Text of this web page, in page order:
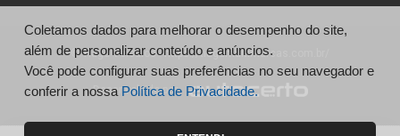
© Tiago Veículos - https://tiagomultimarcas.com.br/
Desenvolvido por
Coletamos dados para melhorar o desempenho do site,
além de personalizar conteúdo e anúncios.
Você pode configurar suas preferências no seu navegador e
conferir a nossa Política de Privacidade.